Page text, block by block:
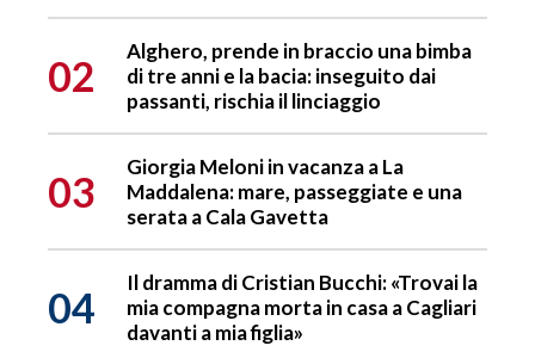
02
Alghero, prende in braccio una bimba
di tre anni e la bacia: inseguito dai
passanti, rischia il linciaggio
03
Giorgia Meloni in vacanza a La
Maddalena: mare, passeggiate e una
serata a Cala Gavetta
04
Il dramma di Cristian Bucchi: «Trovai la
mia compagna morta in casa a Cagliari
davanti a mia figlia»